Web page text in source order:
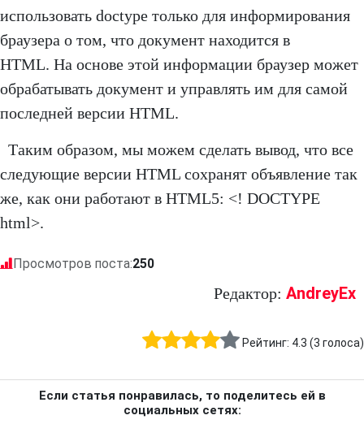
использовать doctype только для информирования
браузера о том, что документ находится в
HTML. На основе этой информации браузер может
обрабатывать документ и управлять им для самой
последней версии HTML.
Таким образом, мы можем сделать вывод, что все
следующие версии HTML сохранят объявление так
же, как они работают в HTML5: <! DOCTYPE
html>.
Просмотров поста:250
Редактор: AndreyEx
Рейтинг: 4.3 (3 голоса)
Если статья понравилась, то поделитесь ей в
социальных сетях: